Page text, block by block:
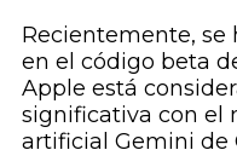
Recientemente,
en el código beta
Apple está
significativa con el
artificial Gemini de